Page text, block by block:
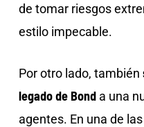
de tomar riesgos
estilo impecable.
Por otro lado, también
legado de Bonda una
agentes. En una de